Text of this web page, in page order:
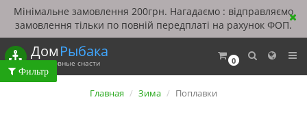
Мінімальне замовлення 200грн. Нагадаємо : відправляємо
замовлення тільки по повній передплаті на рахунок ФОП.
0
ДомРыбака
Рыболовные снасти
Главная Зима Поплавки